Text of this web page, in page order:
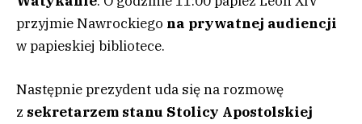
przyjmie Nawrockiego na prywatnej audiencji
w papieskiej bibliotece.
Następnie prezydent uda się na rozmowę
z sekretarzem stanu Stolicy Apostolskiej